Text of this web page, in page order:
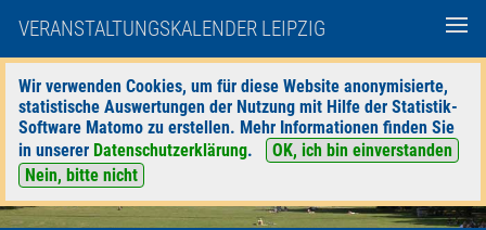
VERANSTALTUNGSKALENDER LEIPZIG
Wir verwenden Cookies, um für diese Website anonymisierte,
statistische Auswertungen der Nutzung mit Hilfe der Statistik-
Software Matomo zu erstellen. Mehr Informationen finden Sie
in unserer Datenschutzerklärung.
OK, ich bin einverstanden
Nein, bitte nicht